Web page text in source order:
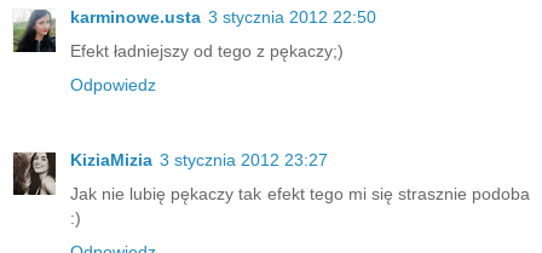
karminowe.usta 3 stycznia 2012 22:50
Efekt ładniejszy od tego z pękaczy;)
Odpowiedz
KiziaMizia 3 stycznia 2012 23:27
Jak nie lubię pękaczy tak efekt tego mi się strasznie podoba
:)